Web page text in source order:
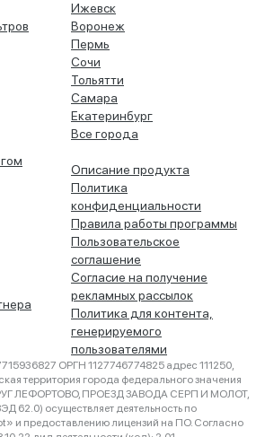
Ижевск
Воронеж
Пермь
Сочи
Тольятти
Самара
Екатеринбург
Все города
Описание продукта
Политика
конфиденциальности
Правила работы программы
Пользовательское
соглашение
Согласие на получение
рекламных рассылок
Политика для контента,
генерируемого
пользователями
ОРГН 1127746774825 адрес 111250,
территория города федерального значения
ЛЕФОРТОВО, ПРОЕЗД ЗАВОДА СЕРП И МОЛОТ,
62.0) осуществляет деятельность по
и предоставлению лицензий на ПО. Согласно